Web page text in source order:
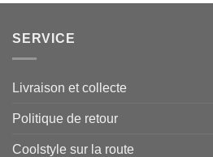
SERVICE
Livraison et collecte
Politique de retour
Coolstyle sur la route